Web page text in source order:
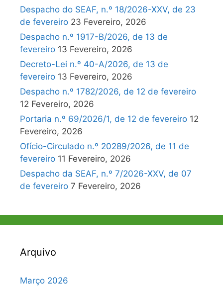
Despacho do SEAF, n.º 18/2026-XXV, de 23
de fevereiro 23 Fevereiro, 2026
Despacho n.º 1917-B/2026, de 13 de
fevereiro 13 Fevereiro, 2026
Decreto-Lei n.º 40-A/2026, de 13 de
fevereiro 13 Fevereiro, 2026
Despacho n.º 1782/2026, de 12 de fevereiro
12 Fevereiro, 2026
Portaria n.º 69/2026/1, de 12 de fevereiro 12
Fevereiro, 2026
Ofício-Circulado n.º 20289/2026, de 11 de
fevereiro 11 Fevereiro, 2026
Despacho da SEAF, n.º 7/2026-XXV, de 07
de fevereiro 7 Fevereiro, 2026
Arquivo
Março 2026